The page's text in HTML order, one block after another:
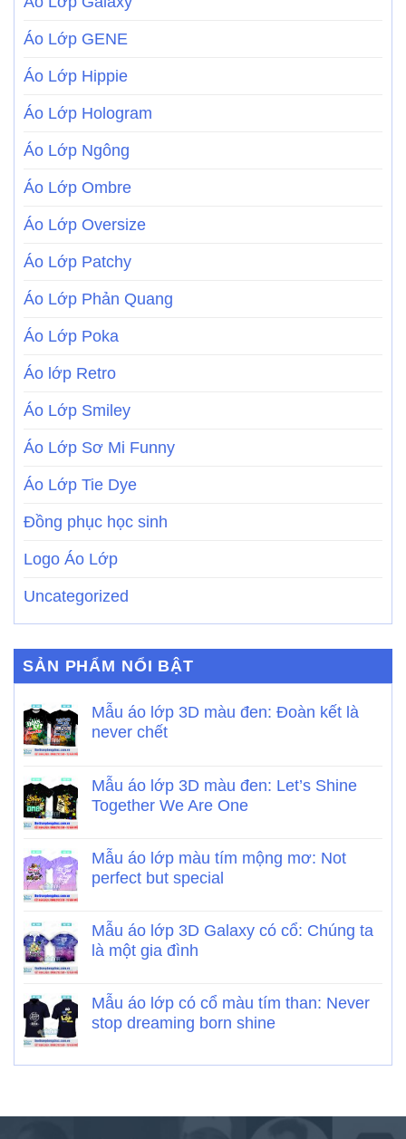
Áo Lớp GENE
Áo Lớp Hippie
Áo Lớp Hologram
Áo Lớp Ngông
Áo Lớp Ombre
Áo Lớp Oversize
Áo Lớp Patchy
Áo Lớp Phản Quang
Áo Lớp Poka
Áo lớp Retro
Áo Lớp Smiley
Áo Lớp Sơ Mi Funny
Áo Lớp Tie Dye
Đồng phục học sinh
Logo Áo Lớp
Uncategorized
SẢN PHẨM NỔI BẬT
Mẫu áo lớp 3D màu đen: Đoàn kết là
never chết
Mẫu áo lớp 3D màu đen: Let’s Shine
Together We Are One
Mẫu áo lớp màu tím mộng mơ: Not
perfect but special
Mẫu áo lớp 3D Galaxy có cổ: Chúng ta
là một gia đình
Mẫu áo lớp có cổ màu tím than: Never
stop dreaming born shine